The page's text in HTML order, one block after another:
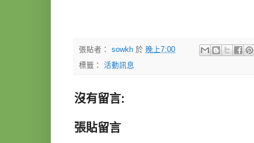
張貼者： sowkh 於 晚上7:00
標籤： 活動訊息
沒有留言:
張貼留言